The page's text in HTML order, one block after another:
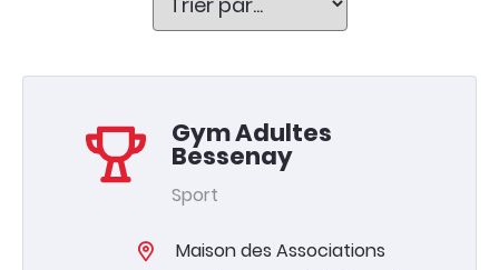
Gym Adultes
Bessenay
Sport
Maison des Associations